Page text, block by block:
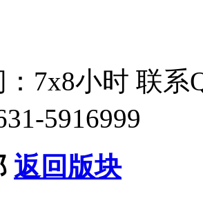
7x8小时 联系
5916999
返回版块